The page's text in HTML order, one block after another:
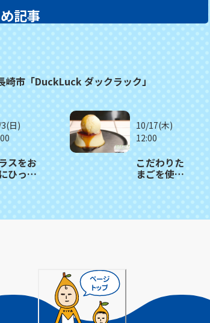
記事
市「DuckLuck ダックラック」
日)
スをお
ひっく
10/17(木)
12:00
こだわりた
まごを使っ
崎市「Puha